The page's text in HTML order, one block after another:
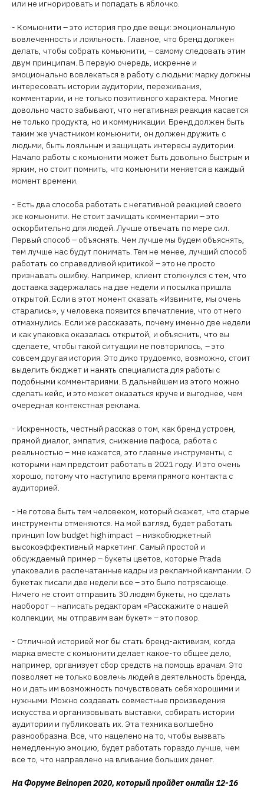
или не игнорировать и попадать в яблочко.
- Комьюнити – это история про две вещи: эмоциональную
вовлеченность и лояльность. Главное, что бренд должен
делать, чтобы собрать комьюнити, – самому следовать этим
двум принципам. В первую очередь, искренне и
эмоционально вовлекаться в работу с людьми: марку должны
интересовать истории аудитории, переживания,
комментарии, и не только позитивного характера. Многие
довольно часто забывают, что негативная реакция касается
не только продукта, но и коммуникации. Бренд должен быть
таким же участником комьюнити, он должен дружить с
людьми, быть лояльным и защищать интересы аудитории.
Начало работы с комьюнити может быть довольно быстрым и
ярким, но стоит помнить, что комьюнити меняется в каждый
момент времени.
- Есть два способа работать с негативной реакцией своего
же комьюнити. Не стоит зачищать комментарии – это
оскорбительно для людей. Лучше отвечать по мере сил.
Первый способ – объяснять. Чем лучше мы будем объяснять,
тем лучше нас будут понимать. Тем не менее, лучший способ
работать со справедливой критикой – это не просто
признавать ошибку. Например, клиент столкнулся с тем, что
доставка задержалась на две недели и посылка пришла
открытой. Если в этот момент сказать «Извините, мы очень
старались», у человека появится впечатление, что от него
отмахнулись. Если же рассказать, почему именно две недели
и как упаковка оказалась открытой, и объяснить, что вы
сделаете, чтобы такой ситуации не повторилось, – это
совсем другая история. Это дико трудоемко, возможно, стоит
выделить бюджет и нанять специалиста для работы с
подобными комментариями. В дальнейшем из этого можно
сделать кейс, и это может оказаться круче и выгоднее, чем
очередная контекстная реклама.
- Искренность, честный рассказ о том, как бренд устроен,
прямой диалог, эмпатия, снижение пафоса, работа с
реальностью – мне кажется, это главные инструменты, с
которыми нам предстоит работать в 2021 году. И это очень
хорошо, потому что наступило время прямого контакта с
аудиторией.
- Не готова быть тем человеком, который скажет, что старые
инструменты отменяются. На мой взгляд, будет работать
принцип low budget high impact – низкобюджетный
высокоэффективный маркетинг. Самый простой и
обсуждаемый пример – букеты цветов, которые Prada
упаковали в распечатанные кадры из рекламной кампании. О
букетах писали две недели все – это было потрясающе.
Ничего не стоит отправить 30 людям букеты, но сделать
наоборот – написать редакторам «Расскажите о нашей
коллекции, мы отправим вам букет» – это позор.
- Отличной историей мог бы стать бренд-активизм, когда
марка вместе с комьюнити делает какое-то общее дело,
например, организует сбор средств на помощь врачам. Это
позволяет не только вовлечь людей в деятельность бренда,
но и дать им возможность почувствовать себя хорошими и
нужными. Можно создавать совместные произведения
искусства и организовывать выставки, собирать истории
аудитории и публиковать их. Эта техника волшебно
разнообразна. Все, что нацелено на то, чтобы вызвать
немедленную эмоцию, будет работать гораздо лучше, чем
все то, что направлено на вливание больших денег.
На Форуме Beinopen 2020, который пройдет онлайн 12-16